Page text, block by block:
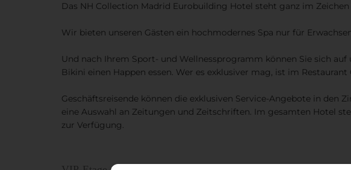
Das NH Collection Madrid Eurobuilding Hotel steht ganz im
Wir bieten unseren Gästen ein hochmodernes Spa nur für
Und nach Ihrem Sport- und Wellnessprogramm können Sie sich
Bikini einen Happen essen. Wer es exklusiver mag, ist im
Geschäftsreisende können die exklusiven Service-Angebote in den
eine Auswahl an Zeitungen und Zeitschriften. Im gesamten Hotel
zur Verfügung.